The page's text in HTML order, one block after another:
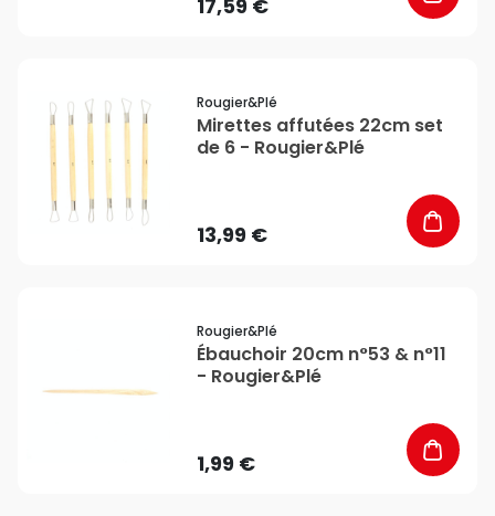
17,59 €
Rougier&plé
Mirettes affutées 22cm set
de 6 - Rougier&Plé
13,99 €
Rougier&plé
Ébauchoir 20cm n°53 & n°11
- Rougier&Plé
1,99 €